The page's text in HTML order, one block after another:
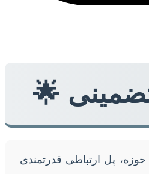
🌟
پل ارتباطی قدرتمندی